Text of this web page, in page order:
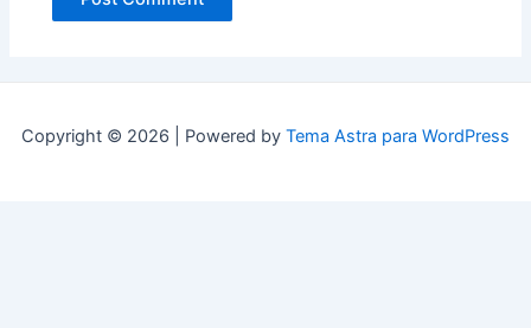
Copyright © 2026 | Powered by Tema Astra para WordPress